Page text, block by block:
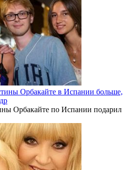
Орбакайте в Испании больше,
Орбакайте по Испании подарил